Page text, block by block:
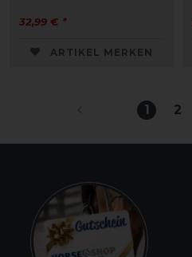
32,99 € *
ARTIKEL MERKEN
1 2